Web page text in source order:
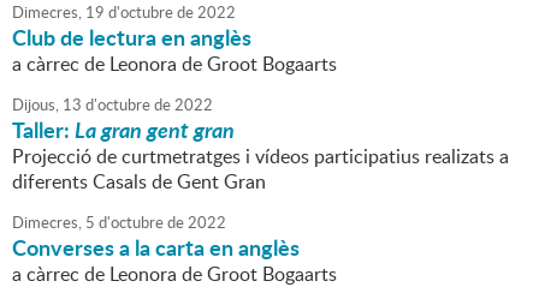
Dimecres, 19 d'octubrede2022
Club de lectura en anglès
a càrrec de Leonora de Groot Bogaarts
Dijous, 13 d'octubrede2022
Taller:La gran gent gran
Projecció de curtmetratges i vídeos participatius realizats a
diferents Casals de Gent Gran
Dimecres, 5 d'octubrede2022
Converses a la carta en anglès
a càrrec de Leonora de Groot Bogaarts